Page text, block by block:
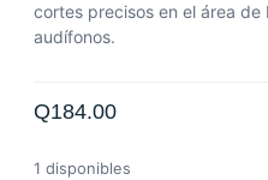
cortes precisos en el área
audífonos.
Q184.00
1 disponibles